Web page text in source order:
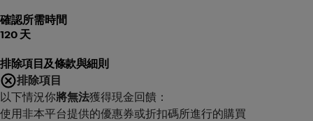
確認所需時間
120 天
排除項目及條款與細則
排除項目
以下情況你將無法獲得現金回饋：
使用非本平台提供的優惠券或折扣碼所進行的購買